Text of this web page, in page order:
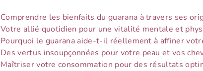
Comprendre les bienfaits du guarana à travers ses
Votre allié quotidien pour une vitalité mentale et
Pourquoi le guarana aide-t-il réellement à affiner
Des vertus insoupçonnées pour votre peau et vos
Maîtriser votre consommation pour des résultats